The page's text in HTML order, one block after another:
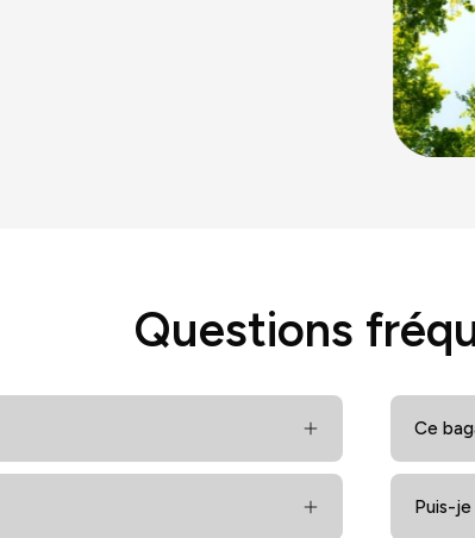
Questions
Ce
Puis-